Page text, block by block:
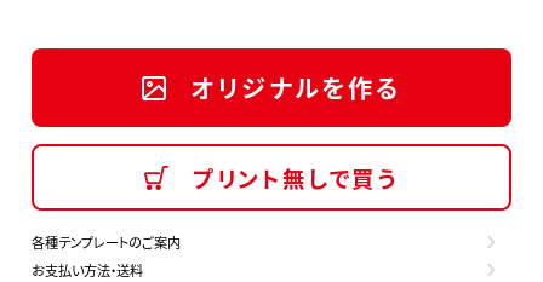
オリジナルを作る
プリント無しで買う
各種テンプレートのご案内
お支払い方法・送料